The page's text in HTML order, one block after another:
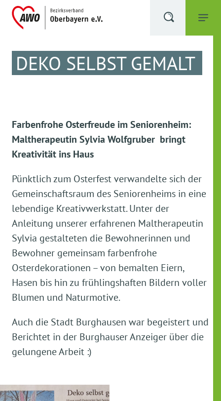
DEKO SELBST GEMALT
Farbenfrohe Osterfreude im Seniorenheim:
Maltherapeutin Sylvia Wolfgruber bringt
Kreativität ins Haus
Pünktlich zum Osterfest verwandelte sich der
Gemeinschaftsraum des Seniorenheims in eine
lebendige Kreativwerkstatt. Unter der
Anleitung unserer erfahrenen Maltherapeutin
Sylvia gestalteten die Bewohnerinnen und
Bewohner gemeinsam farbenfrohe
Osterdekorationen – von bemalten Eiern,
Hasen bis hin zu frühlingshaften Bildern voller
Blumen und Naturmotive.
Auch die Stadt Burghausen war begeistert und
Berichtet in der Burghauser Anzeiger über die
gelungene Arbeit :)